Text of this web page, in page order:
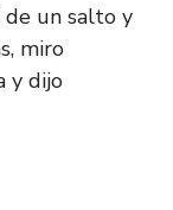
de un salto y
miro
y dijo